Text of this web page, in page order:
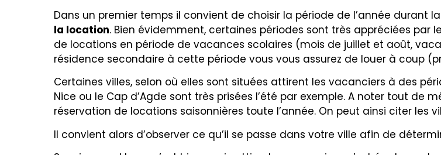
Dans un premier temps il convient de choisir la période de l’année durant
la location. Bien évidemment, certaines périodes sont très appréciées
de locations en période de vacances scolaires (mois de juillet et août,
résidence secondaire à cette période vous vous assurez de louer à coup
Certaines villes, selon où elles sont situées attirent les vacanciers à des
Nice ou le Cap d’Agde sont très prisées l’été par exemple. A noter tout de
réservation de locations saisonnières toute l’année. On peut ainsi citer les
Il convient alors d’observer ce qu’il se passe dans votre ville afin de